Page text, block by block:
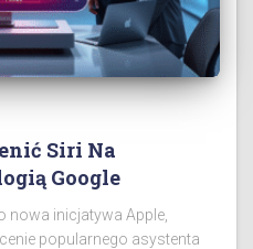
Siri Na
Google
nowa inicjatywa Apple,
popularnego asystenta